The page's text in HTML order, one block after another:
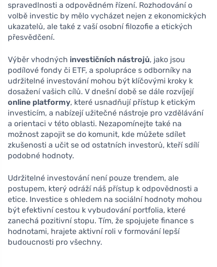
spravedlnosti a odpovědném řízení. Rozhodování o
volbě investic by mělo vycházet nejen z ekonomických
ukazatelů, ale také z vaší osobní filozofie a etických
přesvědčení.
Výběr vhodných investičních nástrojů, jako jsou
podílové fondy či ETF, a spolupráce s odborníky na
udržitelné investování mohou být klíčovými kroky k
dosažení vašich cílů. V dnešní době se dále rozvíjejí
online platformy, které usnadňují přístup k etickým
investicím, a nabízejí užitečné nástroje pro vzdělávání
a orientaci v této oblasti. Nezapomínejte také na
možnost zapojit se do komunit, kde můžete sdílet
zkušenosti a učit se od ostatních investorů, kteří sdílí
podobné hodnoty.
Udržitelné investování není pouze trendem, ale
postupem, který odráží náš přístup k odpovědnosti a
etice. Investice s ohledem na sociální hodnoty mohou
být efektivní cestou k vybudování portfolia, které
zanechá pozitivní stopu. Tím, že spojujete finance s
hodnotami, hrajete aktivní roli v formování lepší
budoucnosti pro všechny.